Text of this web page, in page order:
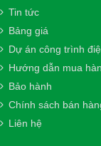
Tin tức
Bảng giá
Dự án công trình
Hướng dẫn mua
Bảo hành
Chính sách bán
Liên hệ